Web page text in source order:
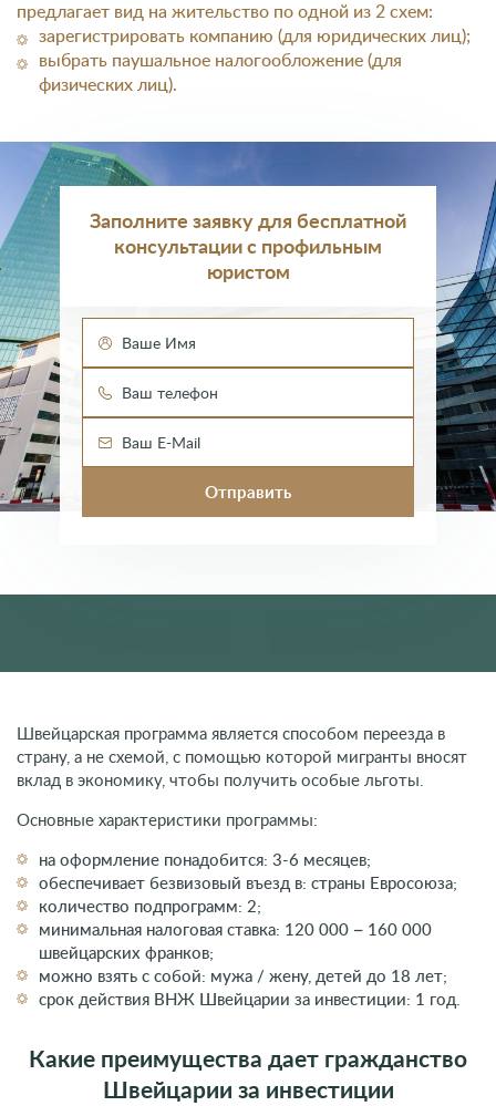
предлагает вид на жительство по одной из 2 схем:
зарегистрировать компанию (для юридических лиц);
выбрать паушальное налогообложение (для
физических лиц).
Заполните заявку для бесплатной
консультации с профильным
юристом
Швейцарская программа является способом переезда в
страну, а не схемой, с помощью которой мигранты вносят
вклад в экономику, чтобы получить особые льготы.
Основные характеристики программы:
на оформление понадобится: 3-6 месяцев;
обеспечивает безвизовый въезд в: страны Евросоюза;
количество подпрограмм: 2;
минимальная налоговая ставка: 120 000 – 160 000
швейцарских франков;
можно взять с собой: мужа / жену, детей до 18 лет;
срок действия ВНЖ Швейцарии за инвестиции: 1 год.
Какие преимущества дает гражданство
Швейцарии за инвестиции